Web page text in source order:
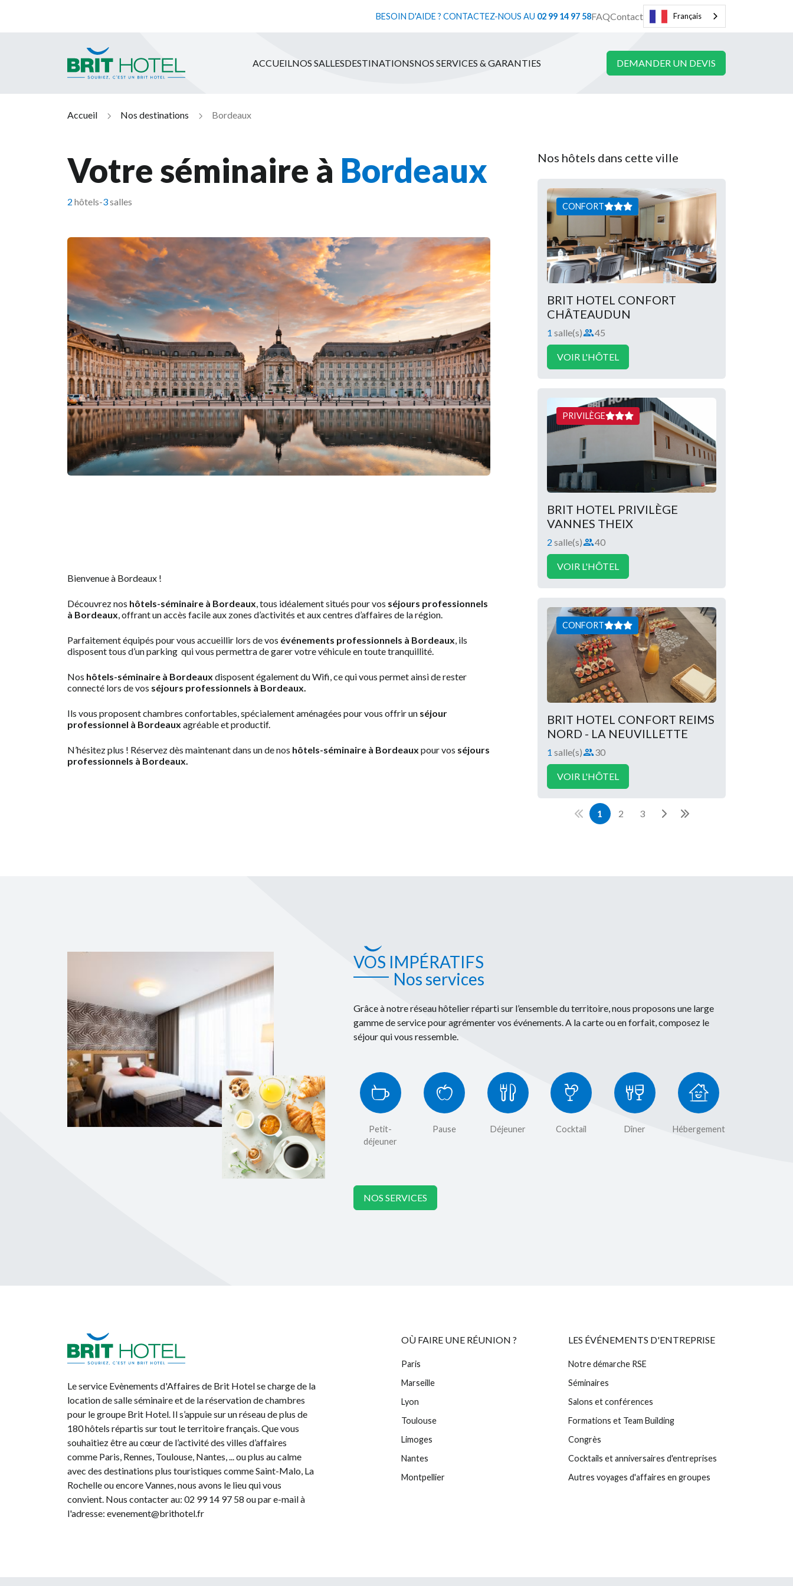
BESOIN D'AIDE ? CONTACTEZ-NOUS AU 02 99 14 97 58FAQContact Français
Brit Hotel
ACCUEILNOS SALLESDESTINATIONSNOS SERVICES & GARANTIES DEMANDER UN DEVIS
Accueil Nos destinations Bordeaux
Votre séminaire à Bordeaux
2 hôtels-3salles
Bienvenue à Bordeaux !
Découvrez nos hôtels-séminaire à Bordeaux , tous idéalement situés pour vos séjours professionnels
à Bordeaux , offrant un accès facile aux zones d’activités et aux centres d’affaires de la région.
Parfaitement équipés pour vous accueillir lors de vos événements professionnels à Bordeaux , ils
disposent tous d’un parking qui vous permettra de garer votre véhicule en toute tranquillité.
Nos hôtels-séminaire à Bordeaux disposent également du Wifi, ce qui vous permet ainsi de rester
connecté lors de vos séjours professionnels à Bordeaux.
Ils vous proposentchambres confortables, spécialement aménagées pour vous offrir un séjour
professionnel à Bordeaux agréable et productif.
N’hésitez plus ! Réservez dès maintenant dans un de nos hôtels-séminaire à Bordeaux pour vos séjours
professionnels à Bordeaux.
Nos hôtels dans cette ville
CONFORT
BRIT HOTEL CONFORT
CHÂTEAUDUN
1 salle(s)Capacité :
45
VOIR L'HÔTEL
PRIVILÈGE
BRIT HOTEL PRIVILÈGE
VANNES THEIX
2 salle(s)Capacité :
40
VOIR L'HÔTEL
CONFORT
BRIT HOTEL CONFORT REIMS
NORD - LA NEUVILLETTE
1 salle(s)Capacité :
30
VOIR L'HÔTEL
Première page
1 2 3
SuivantDernière page
VOS IMPÉRATIFS
Nos services
Grâce à notre réseau hôtelier réparti sur l’ensemble du territoire, nous proposons une large
gamme de service pour agrémenter vos événements. A la carte ou en forfait, composez le
séjour qui vous ressemble.
Petit-
déjeuner
Pause Déjeuner Cocktail Dîner Hébergement
NOS SERVICES
Brit Hotel
Le service Evènements d'Affaires de Brit Hotel se charge de la
location de salle séminaire et de la réservation de chambres
pour le groupe Brit Hotel. Il s’appuie sur un réseau de plus de
180 hôtels répartis sur tout le territoire français. Que vous
souhaitiez être au cœur de l’activité des villes d’affaires
comme Paris, Rennes, Toulouse, Nantes, ... ou plus au calme
avec des destinations plus touristiques comme Saint-Malo, La
Rochelle ou encore Vannes, nous avons le lieu qui vous
convient. Nous contacter au: 02 99 14 97 58 ou par e-mail à
l'adresse: evenement@brithotel.fr
OÙ FAIRE UNE RÉUNION ?
Paris
Marseille
Lyon
Toulouse
Limoges
Nantes
Montpellier
LES ÉVÉNEMENTS D'ENTREPRISE
Notre démarche RSE
Séminaires
Salons et conférences
Formations et Team Building
Congrès
Cocktails et anniversaires d'entreprises
Autres voyages d'affaires en groupes